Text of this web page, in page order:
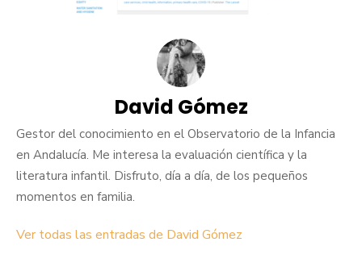
David Gómez
Gestor del conocimiento en el Observatorio de la Infancia
en Andalucía. Me interesa la evaluación científica y la
literatura infantil. Disfruto, día a día, de los pequeños
momentos en familia.
Ver todas las entradas de David Gómez